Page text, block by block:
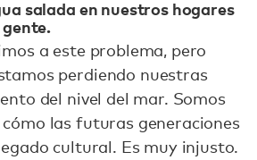
salada en nuestros hogares
gente.
a este problema, pero
perdiendo nuestras
del nivel del mar. Somos
cómo las futuras generaciones
cultural. Es muy injusto.